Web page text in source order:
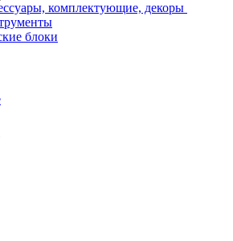
комплектующие, декоры
блоки